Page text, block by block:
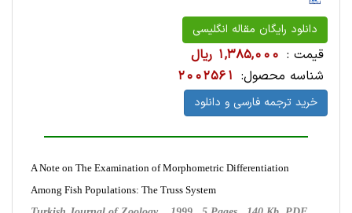
دانلود رایگان مقاله انگلیسی
قیمت : 1,385,000 ریال
شناسه محصول: 2002561
خرید ترجمه فارسی و دانلود
A Note on The Examination of Morphometric Differentiation
Among Fish Populations: The Truss System